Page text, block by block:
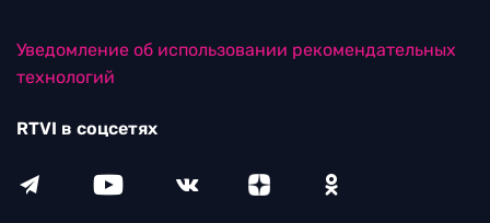
Уведомление об использовании рекомендательных
технологий
RTVI в соцсетях